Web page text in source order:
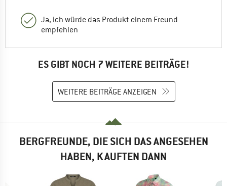
Ja, ich würde das Produkt einem Freund
empfehlen
ES GIBT NOCH 7 WEITERE BEITRÄGE!
WEITERE BEITRÄGE ANZEIGEN
BERGFREUNDE, DIE SICH DAS ANGESEHEN
HABEN, KAUFTEN DANN